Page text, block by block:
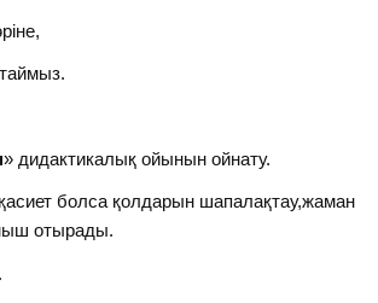
» дидактикалық ойынын ойнату.
болса қолдарын шапалақтау,жаман
отырады.